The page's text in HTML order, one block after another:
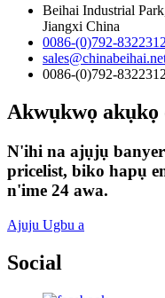
Beihai Industrial
Jiangxi China
0086-(0)792-
0086-(0)792-
Akwụkwọ akụkọ
N'ihi na ajụjụ
pricelist, biko hapụ
n'ime 24 awa.
Ajuju Ugbu a
Social